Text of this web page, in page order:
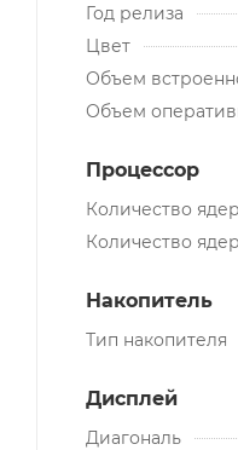
Год релиза
Цвет
Объем
Объем
Процессор
Количество
Количество
Накопитель
Тип накопителя
Дисплей
Диагональ